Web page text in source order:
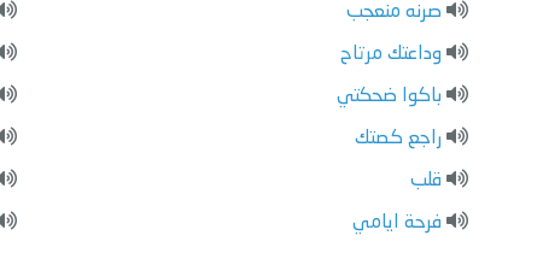
صرنه منعجب
وداعتك مرتاح
باكوا ضحكتي
راجع كصتك
قلب
فرحة ايامي